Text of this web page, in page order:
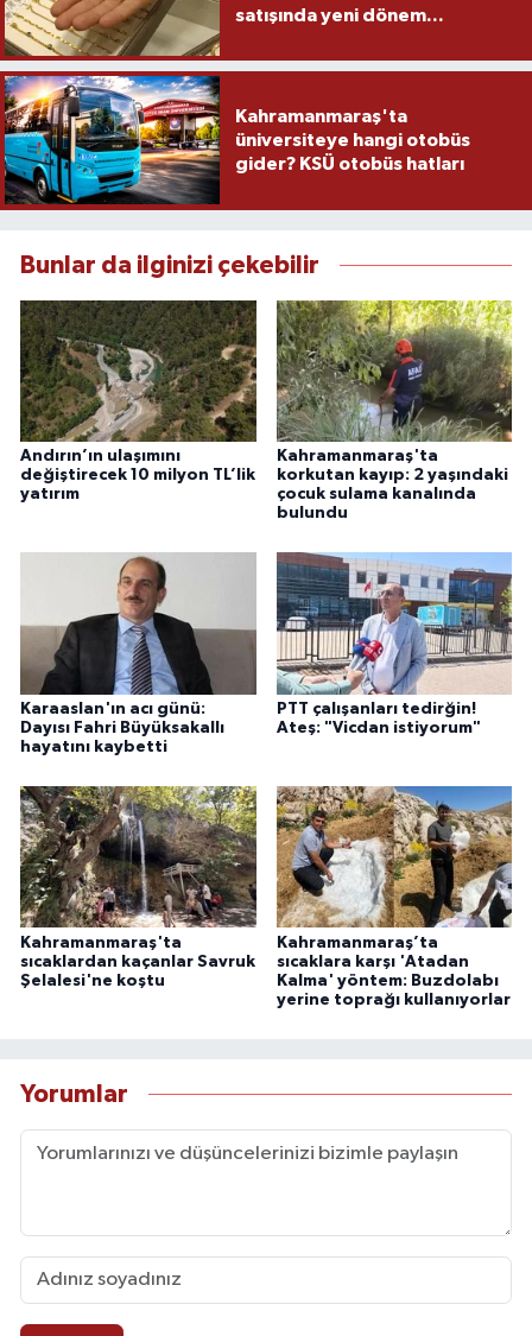
satışında yeni dönem...
Kahramanmaraş'ta
üniversiteye hangi otobüs
gider? KSÜ otobüs hatları
Bunlar da ilginizi çekebilir
Andırın’ın ulaşımını
değiştirecek 10 milyon TL’lik
yatırım
Kahramanmaraş'ta
korkutan kayıp: 2 yaşındaki
çocuk sulama kanalında
bulundu
Karaaslan'ın acı günü:
Dayısı Fahri Büyüksakallı
hayatını kaybetti
PTT çalışanları tedirğin!
Ateş: "Vicdan istiyorum"
Kahramanmaraş'ta
sıcaklardan kaçanlar Savruk
Şelalesi'ne koştu
Kahramanmaraş’ta
sıcaklara karşı 'Atadan
Kalma' yöntem: Buzdolabı
yerine toprağı kullanıyorlar
Yorumlar